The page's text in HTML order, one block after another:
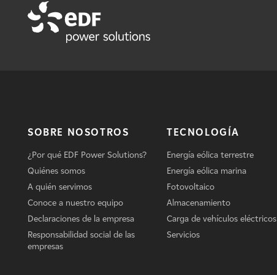
SOBRE NOSOTROS
¿Por qué EDF Power Solutions?
Quiénes somos
A quién servimos
Conoce a nuestro equipo
Declaraciones de la empresa
Responsabilidad social de las
empresas
TECNOLOGÍA
Energía eólica terrestre
Energía eólica marina
Fotovoltaico
Almacenamiento
Carga de vehículos eléctricos
Servicios